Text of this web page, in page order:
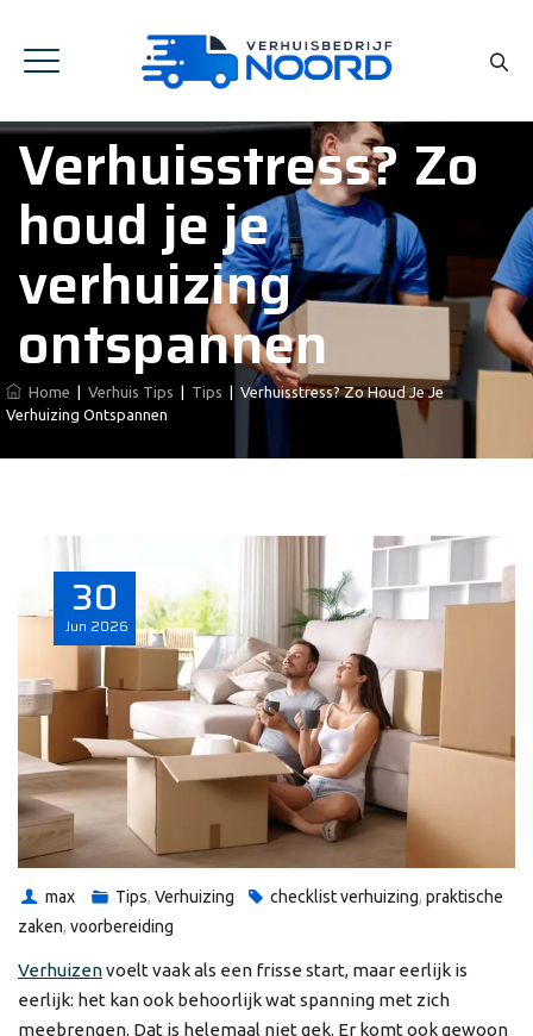
Verhuisstress? Zo
houd je je
verhuizing
ontspannen
Home Verhuis Tips Tips
Verhuisstress? Zo Houd Je Je
Verhuizing Ontspannen
30
Jun 2026
max Tips,Verhuizing checklist verhuizing,praktische
zaken, voorbereiding
Verhuizenvoelt vaak als een frisse start, maar eerlijk is
eerlijk: het kan ook behoorlijk wat spanning met zich
meebrengen. Dat is helemaal niet gek. Er komt ook gewoon